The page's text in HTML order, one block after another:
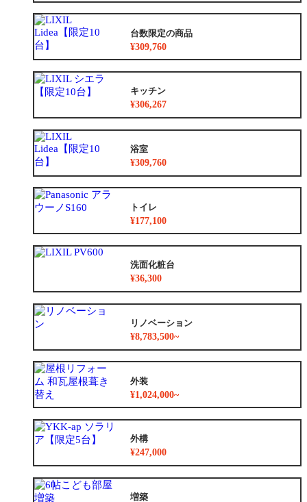
台数限定の商品
¥309,760
キッチン
¥306,267
浴室
¥309,760
トイレ
¥177,100
洗面化粧台
¥36,300
リノベーション
¥8,783,500~
外装
¥1,024,000~
外構
¥247,000
増築